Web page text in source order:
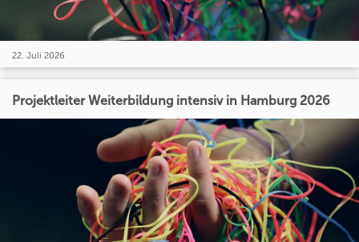
22. Juli 2026
Projektleiter Weiterbildung intensiv in Hamburg 2026